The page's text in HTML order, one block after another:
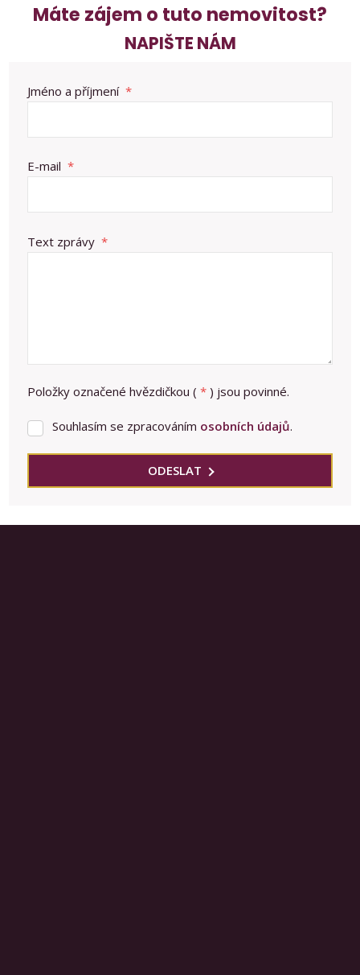
Máte zájem o tuto nemovitost?
NAPIŠTE NÁM
Jméno a příjmení *
E-mail *
Text zprávy *
Položky označené hvězdičkou ( * ) jsou povinné.
Souhlasím
Souhlasím se zpracováním osobních údajů.
ODESLAT